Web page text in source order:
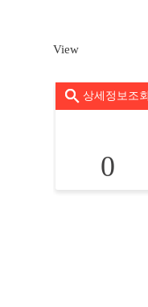
View
상세정보조회
0